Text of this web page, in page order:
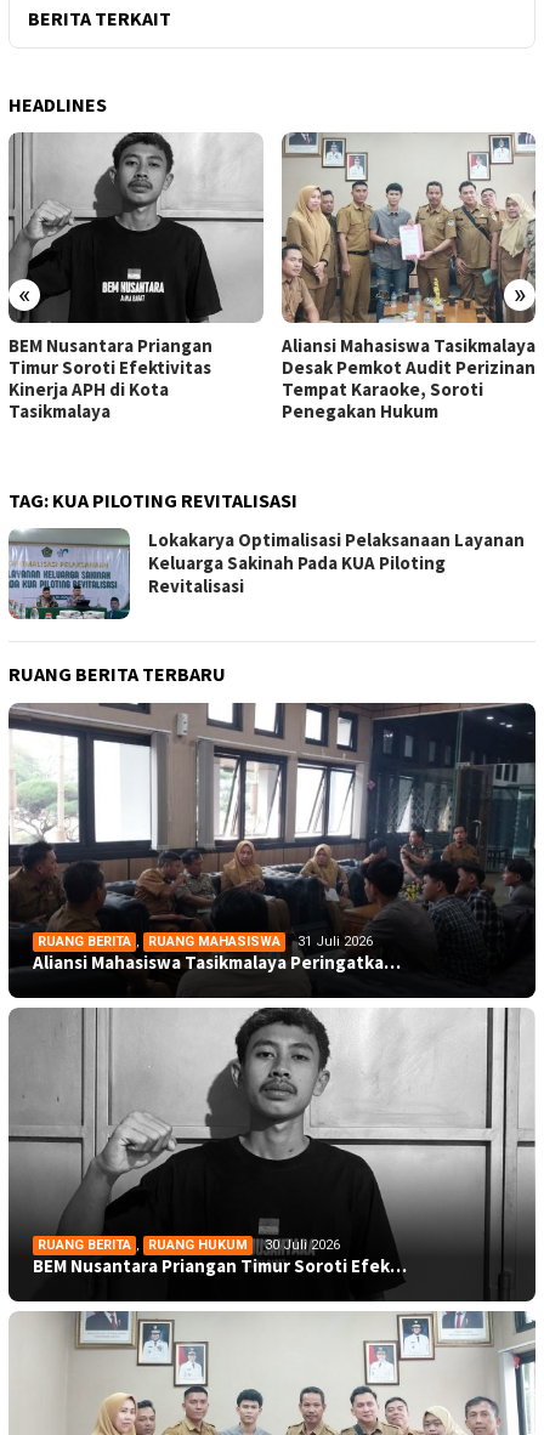
BERITA TERKAIT
HEADLINES
« »
BEM Nusantara Priangan
Timur Soroti Efektivitas
Kinerja APH di Kota
Tasikmalaya
Aliansi Mahasiswa Tasikmalaya
Desak Pemkot Audit Perizinan
Tempat Karaoke, Soroti
Penegakan Hukum
TAG: KUA PILOTING REVITALISASI
Lokakarya Optimalisasi Pelaksanaan Layanan
Keluarga Sakinah Pada KUA Piloting
Revitalisasi
RUANG BERITA TERBARU
RUANG BERITA , RUANG MAHASISWA 31 Juli 2026
Aliansi Mahasiswa Tasikmalaya Peringatka…
RUANG BERITA , RUANG HUKUM 30 Juli 2026
BEM Nusantara Priangan Timur Soroti Efek…